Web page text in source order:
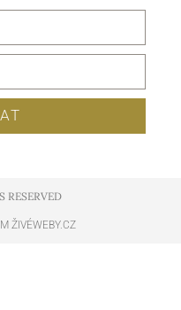
RESERVED​
ŽIVÉWEBY.CZ